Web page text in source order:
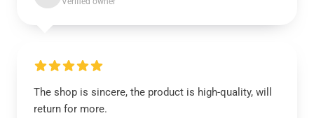
The shop is sincere, the product is high-quality, will
return for more.